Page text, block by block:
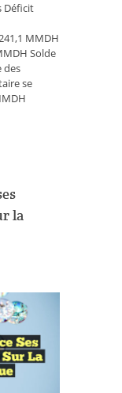
Déficit
MMDH
Solde
des
se
la